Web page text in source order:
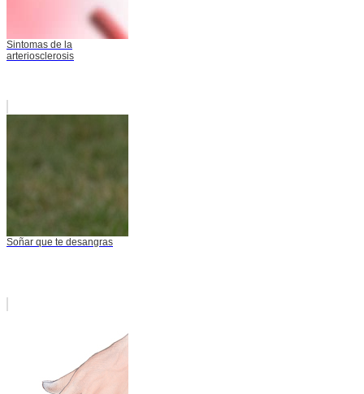
Sintomas de la
arteriosclerosis
Soñar que te desangras